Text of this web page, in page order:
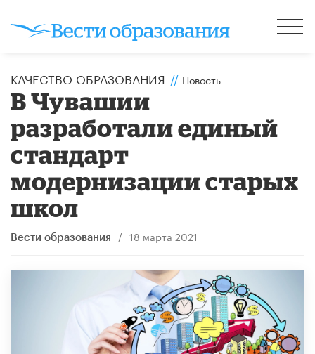
КАЧЕСТВО ОБРАЗОВАНИЯ // Новость
В Чувашии
разработали единый
стандарт
модернизации старых
школ
Вести образования / 18 марта 2021